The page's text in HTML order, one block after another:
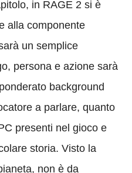
in RAGE 2 si è
alla componente
un semplice
persona e azione sarà
background
a parlare, quanto
presenti nel gioco e
storia. Visto la
non è da